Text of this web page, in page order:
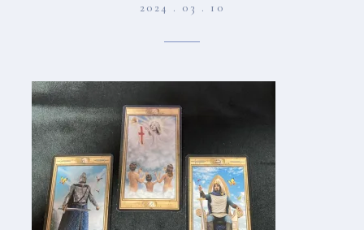
2024 . 03 . 10